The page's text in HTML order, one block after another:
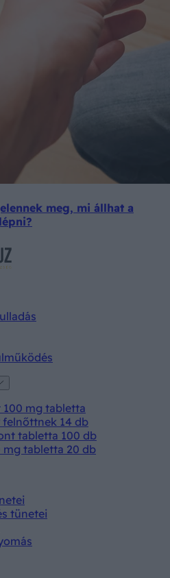
meg, mi állhat a
mg tabletta
felnőttnek 14 db
tabletta 100 db
mg tabletta 20 db
tünetei